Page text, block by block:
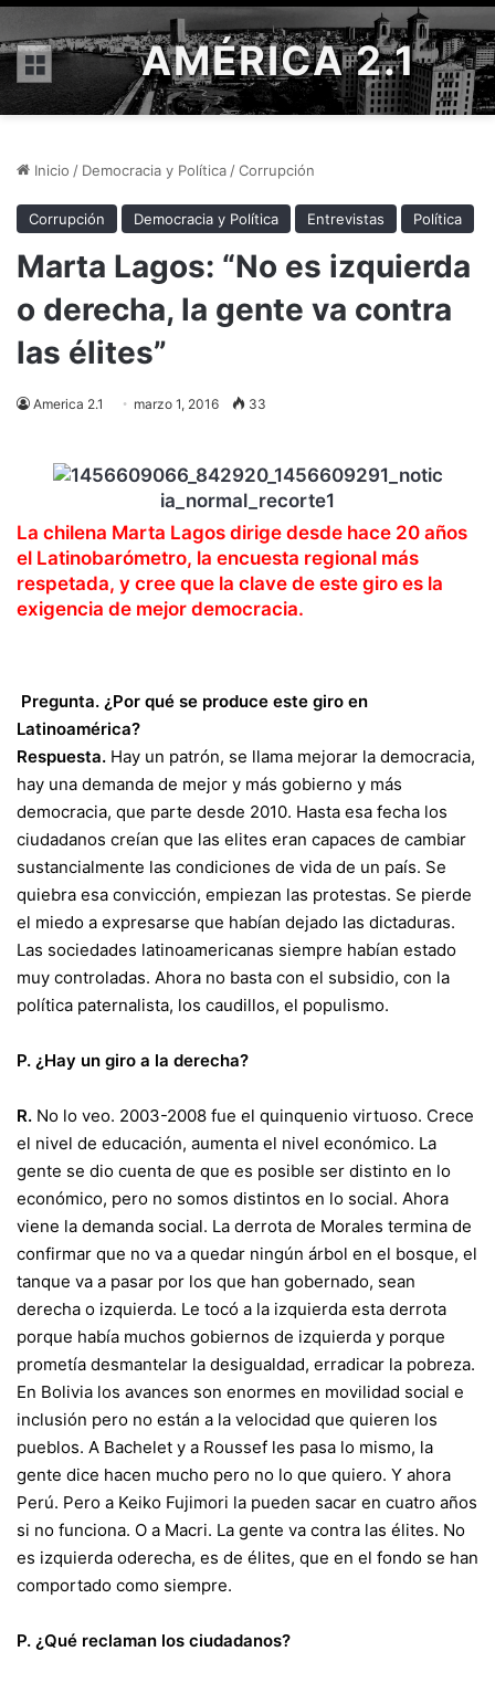
Menú AMÉRICA 2.1
Inicio / Democracia y Política /Corrupción
Corrupción Democracia y Política Entrevistas Política
Marta Lagos: “No es izquierda
o derecha, la gente va contra
las élites”
America 2.1 marzo 1, 2016 33
La chilena Marta Lagos dirige desde hace 20 años
el Latinobarómetro, la encuesta regional más
respetada, y cree que la clave de este giro es la
exigencia de mejor democracia.
Pregunta. ¿Por qué se produce este giro en
Latinoamérica?
Respuesta. Hay un patrón, se llama mejorar la democracia,
hay una demanda de mejor y más gobierno y más
democracia, que parte desde 2010. Hasta esa fecha los
ciudadanos creían que las elites eran capaces de cambiar
sustancialmente las condiciones de vida de un país. Se
quiebra esa convicción, empiezan las protestas. Se pierde
el miedo a expresarse que habían dejado las dictaduras.
Las sociedades latinoamericanas siempre habían estado
muy controladas. Ahora no basta con el subsidio, con la
política paternalista, los caudillos, el populismo.
P. ¿Hay un giro a la derecha?
R. No lo veo. 2003-2008 fue el quinquenio virtuoso. Crece
el nivel de educación, aumenta el nivel económico. La
gente se dio cuenta de que es posible ser distinto en lo
económico, pero no somos distintos en lo social. Ahora
viene la demanda social. La derrota de Morales termina de
confirmar que no va a quedar ningún árbol en el bosque, el
tanque va a pasar por los que han gobernado, sean
derecha o izquierda. Le tocó a la izquierda esta derrota
porque había muchos gobiernos de izquierda y porque
prometía desmantelar la desigualdad, erradicar la pobreza.
En Bolivia los avances son enormes en movilidad social e
inclusión pero no están a la velocidad que quieren los
pueblos. A Bachelet y a Roussef les pasa lo mismo, la
gente dice hacen mucho pero no lo que quiero. Y ahora
Perú. Pero a Keiko Fujimori la pueden sacar en cuatro años
si no funciona. O a Macri. La gente va contra las élites. No
es izquierda oderecha, es de élites, que en el fondo se han
comportado como siempre.
P. ¿Qué reclaman los ciudadanos?